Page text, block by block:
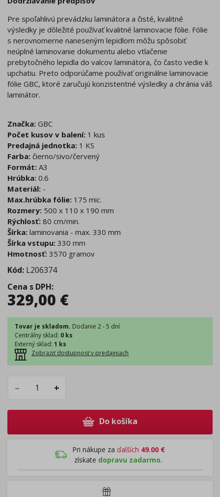
Pre spoľahlivú prevádzku laminátora a čisté, kvalitné
výsledky je dôležité používať kvalitné laminovacie fólie. Fólie
s nerovnomerne naneseným lepidlom môžu spôsobiť
neúplné laminovanie dokumentu alebo vtlačenie
prebytočného lepidla do valcov laminátora, čo často vedie k
upchatiu. Preto odporúčame používať originálne laminovacie
fólie GBC, ktoré zaručujú konzistentné výsledky a chránia váš
laminátor.
Značka: GBC
Počet kusov v balení: 1 kus
Predajná jednotka: 1 KS
Farba: čierno/sivo/červený
Formát: A3
Hrúbka: 0.6
Materiál: -
Max.hrúbka fólie: 175 mic.
Rozmery: 500 x 110 x 190 mm
Rýchlosť: 80 cm/min.
Šírka: laminovania - max. 330 mm
Šírka vstupu: 330 mm
Hmotnosť: 3570 gramov
Kód: L206374
Cena s DPH:
329,00 €
Tovar je skladom. Dodanie 2 - 5 dní
Centrálny sklad: 0 ks
Externý sklad: 1 ks
Zobraziť dostupnosť v predajniach
– +
Do košíka
Pri nákupe za ďalších 49.00€
získate dopravu zadarmo.